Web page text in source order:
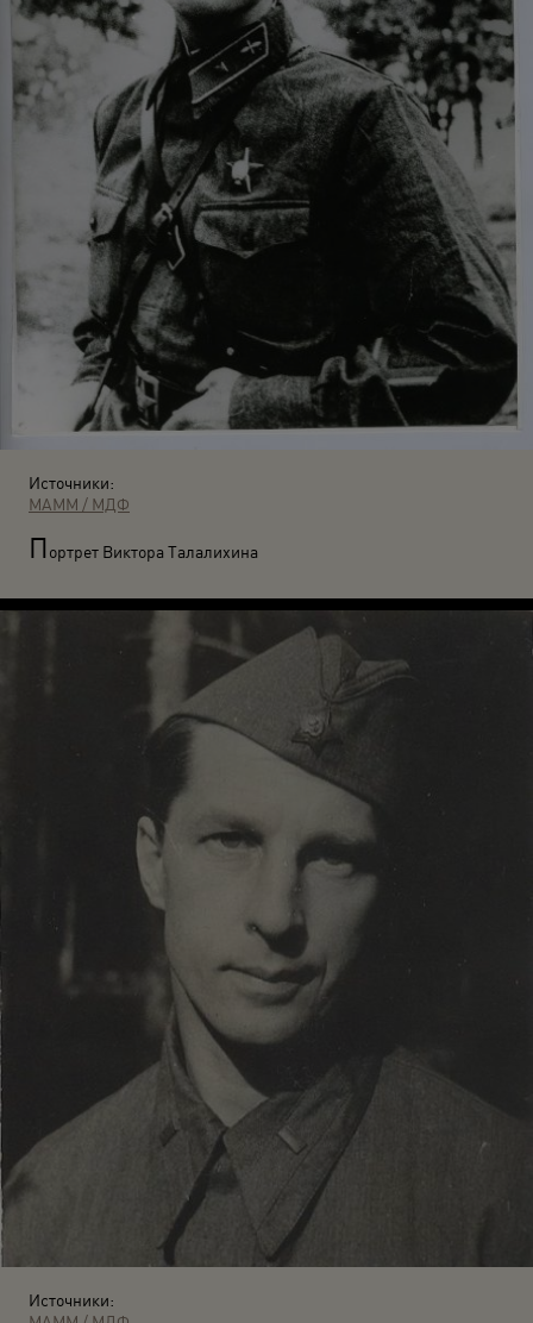
Источники:
МАММ / МДФ
Портрет Виктора Талалихина
Источники: